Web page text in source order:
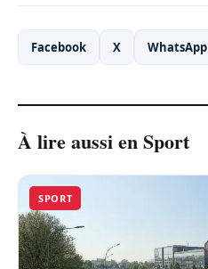
Facebook X WhatsApp
À lire aussi en Sport
SPORT